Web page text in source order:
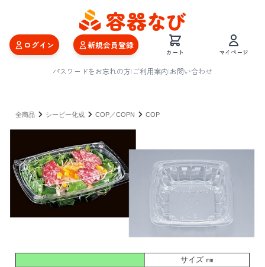
ログイン 新規会員登録
カート マイページ
パスワードをお忘れの方|ご利用案内|お問い合わせ
全商品 シーピー化成 COP／COPN COP
サイズ ㎜